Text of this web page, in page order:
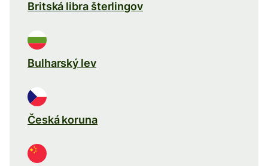
Britská libra šterlingov
Bulharský lev
Česká koruna